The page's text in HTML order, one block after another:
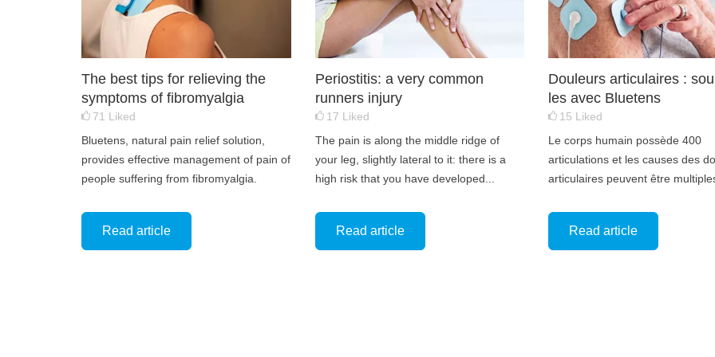
The best tips for relieving the
symptoms of fibromyalgia
71 Liked
Bluetens, natural pain relief solution,
provides effective management of pain of
people suffering from fibromyalgia.
Read article
Periostitis: a very common
runners injury
17 Liked
The pain is along the middle ridge of
your leg, slightly lateral to it: there is a
high risk that you have developed...
Read article
Douleurs articulaires :
les avec Bluetens
15 Liked
Le corps humain possède 400
articulations et les causes des
articulaires peuvent être
Read article